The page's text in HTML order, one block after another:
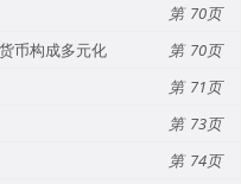
70
币构成多元化
70
71
73
74